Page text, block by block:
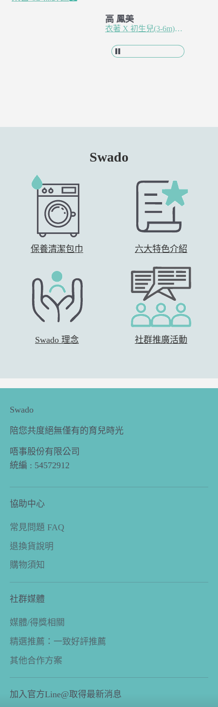
高 鳳美
衣著 X 初生兒(3-6m)紗布蝴蝶衣 - 杏仁米
Swado
保養清潔包巾 六大特色介紹
Swado 理念 社群推廣活動
Swado
陪您共度絕無僅有的育兒時光
唔事股份有限公司
統編 : 54572912
協助中心
常見問題 FAQ
退換貨說明
購物須知
社群媒體
媒體/得獎相關
精選推薦：一致好評推薦
其他合作方案
加入官方Line@取得最新消息